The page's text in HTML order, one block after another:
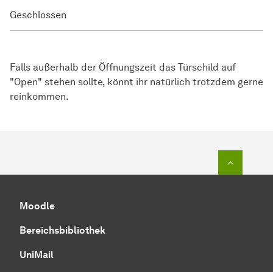
Geschlossen
Falls außerhalb der Öffnungszeit das Türschild auf
"Open" stehen sollte, könnt ihr natürlich trotzdem gerne
reinkommen.
Moodle
Bereichsbibliothek
UniMail